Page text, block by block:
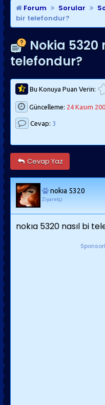
KISAYOLLAR
Forum Sorular
bir telefondur?
Nokia 5320
telefondur?
Bu Konuya Puan Verin:
Güncelleme: 24 Kasım
Cevap: 3
Cevap Yaz
nokıa 5320
Ziyaretçi
nokıa 5320 nasıl bi